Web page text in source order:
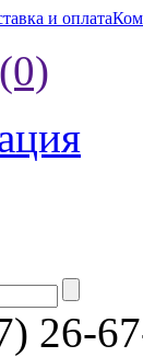
и оплата
26-